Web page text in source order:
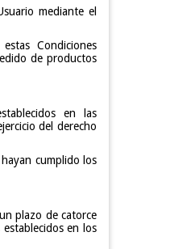
mediante el
Condiciones
de productos
en las
del derecho
cumplido los
plazo de catorce
en los